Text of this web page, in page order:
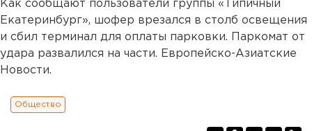
Как сообщают пользователи группы «Типичный
Екатеринбург», шофер врезался в столб освещения
и сбил терминал для оплаты парковки. Паркомат от
удара развалился на части. Европейско-Азиатские
Новости.
Общество